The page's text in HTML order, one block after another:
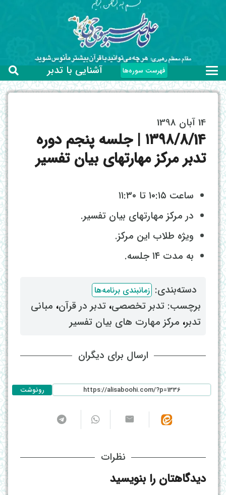
فهرست سوره‌ها آشنایی با تدبر
14 آبان 1398
۱۳۹۸/8/14 | جلسه پنجم دوره
تدبر مرکز مهارتهای بیان تفسیر
ساعت ۱۰:۱۵ تا ۱۱:۳۰
در مرکز مهارتهای بیان تفسیر.
ویژه طلاب این مرکز.
به مدت ۱۴ جلسه.
دسته‌بندی: ‌ زمانبندی برنامه‌ها
برچسب: ‌ تدبر تخصصی، ‌ تدبر در قرآن، ‌ مبانی
تدبر، ‌ مرکز مهارت های بیان تفسیر
ارسال برای دیگران
رونوشت
نظرات
دیدگاهتان را بنویسید